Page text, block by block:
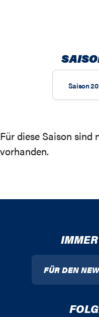
Saison
Für diese Saison sind
vorhanden.
FÜR DEN